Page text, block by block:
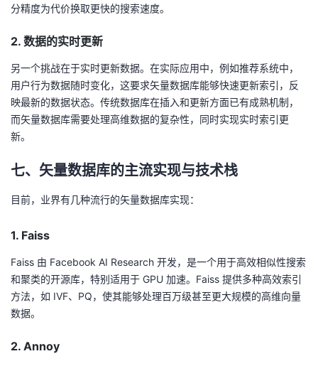
分精度为代价换取更快的搜索速度。
2. 数据的实时更新
另一个挑战在于实时更新数据。在实际应用中，例如推荐系统中，
用户行为数据随时变化，这要求矢量数据库能够快速更新索引，反
映最新的数据状态。传统数据库在插入和更新方面已有成熟机制，
而矢量数据库需要处理高维数据的复杂性，同时实现实时索引更
新。
七、矢量数据库的主流实现与技术栈
目前，业界有几种流行的矢量数据库实现：
1. Faiss
Faiss 由 Facebook AI Research 开发，是一个用于高效相似性搜索
和聚类的开源库，特别适用于 GPU 加速。Faiss 提供多种高效索引
方法，如 IVF、PQ，使其能够处理百万级甚至更大规模的高维向量
数据。
2. Annoy